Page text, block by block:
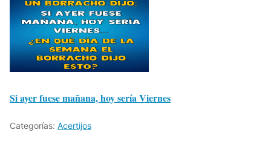
Si ayer fuese mañana, hoy sería Viernes
Categorías: Acertijos